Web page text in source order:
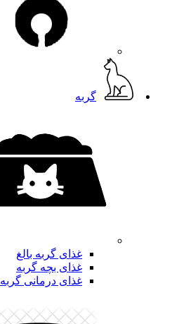
گربه
غذای گربه بالغ
غذای بچه گربه
غذای درمانی گربه